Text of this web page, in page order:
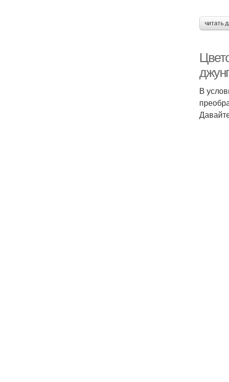
читать
В